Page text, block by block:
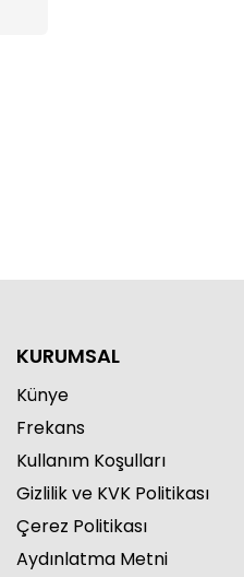
KURUMSAL
Künye
Frekans
Kullanım Koşulları
Gizlilik ve KVK Politikası
Çerez Politikası
Aydınlatma Metni